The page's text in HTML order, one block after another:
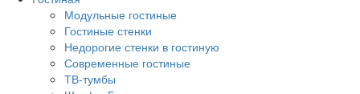
Модульные гостиные
Гостиные стенки
Недорогие стенки в гостиную
Современные гостиные
ТВ-тумбы